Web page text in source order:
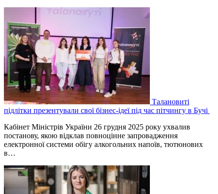
Талановиті
підлітки презентували свої бізнес-ідеї під час пітчингу в Бучі
Кабінет Міністрів України 26 грудня 2025 року ухвалив
постанову, якою відклав повноцінне запровадження
електронної системи обігу алкогольних напоїв, тютюнових
в…